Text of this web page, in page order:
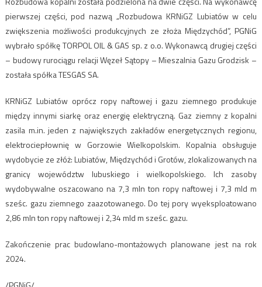
pierwszej części, pod nazwą „Rozbudowa KRNiGZ Lubiatów w celu
zwiększenia możliwości produkcyjnych ze złoża Międzychód”, PGNiG
wybrało spółkę TORPOL OIL & GAS sp. z o.o. Wykonawcą drugiej części
– budowy rurociągu relacji Węzeł Sątopy – Mieszalnia Gazu Grodzisk –
została spółka TESGAS SA.
KRNiGZ Lubiatów oprócz ropy naftowej i gazu ziemnego produkuje
między innymi siarkę oraz energię elektryczną. Gaz ziemny z kopalni
zasila m.in. jeden z największych zakładów energetycznych regionu,
elektrociepłownię w Gorzowie Wielkopolskim. Kopalnia obsługuje
wydobycie ze złóż: Lubiatów, Międzychód i Grotów, zlokalizowanych na
granicy województw lubuskiego i wielkopolskiego. Ich zasoby
wydobywalne oszacowano na 7,3 mln ton ropy naftowej i 7,3 mld m
sześc. gazu ziemnego zaazotowanego. Do tej pory wyeksploatowano
2,86 mln ton ropy naftowej i 2,34 mld m sześc. gazu.
Zakończenie prac budowlano-montażowych planowane jest na rok
2024.